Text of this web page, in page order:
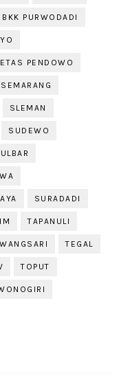
BKK PURWODADI
PENDOWO
SEMARANG
SLEMAN
SUDEWO
SURADADI
TAPANULI
TEGAL
TOPUT